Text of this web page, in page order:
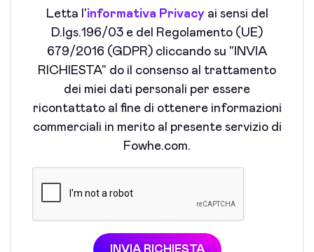
Letta l'informativa Privacyai sensi del
D.lgs.196/03 e del Regolamento (UE)
679/2016 (GDPR) cliccando su "INVIA
RICHIESTA" do il consenso al trattamento
dei miei dati personali per essere
ricontattato al fine di ottenere informazioni
commerciali in merito al presente servizio di
Fowhe.com.
INVIA RICHIESTA